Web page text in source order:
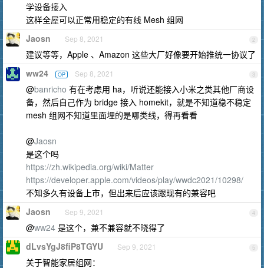
学设备接入
这样全屋可以正常用稳定的有线 Mesh 组网
2
Jaosn Sep 8, 2021
建议等等，Apple 、Amazon 这些大厂好像要开始推统一协议了
3
ww24 OP Sep 8, 2021
@banricho 有在考虑用 ha，听说还能接入小米之类其他厂商设
备，然后自己作为 bridge 接入 homekit，就是不知道稳不稳定
mesh 组网不知道里面埋的是哪类线，得再看看
@Jaosn
是这个吗
https://zh.wikipedia.org/wiki/Matter
https://developer.apple.com/videos/play/wwdc2021/10298/
不知多久有设备上市，但出来后应该跟现有的兼容吧
4
Jaosn Sep 9, 2021
@ww24 是这个，兼不兼容就不晓得了
5
dLvsYgJ8fiP8TGYU Sep 9, 2021
关于智能家居组网：